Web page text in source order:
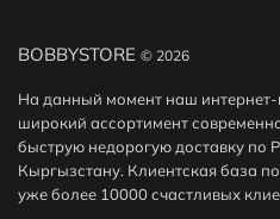
BOBBYSTORE © 2026
На данный момент наш интернет-
широкий ассортимент
быструю недорогую доставку по
Кыргызстану. Клиентская база
уже более 10000 счастливых